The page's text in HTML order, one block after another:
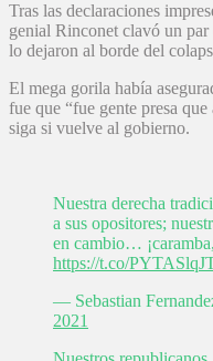
Tras las declaraciones
genial Rinconet clavó un par
lo dejaron al borde del
El mega gorila había
fue que “fue gente presa
siga si vuelve al gobierno.
Nuestra derecha
a sus opositores;
en cambio…
https://t.co/
— Sebastian
2021